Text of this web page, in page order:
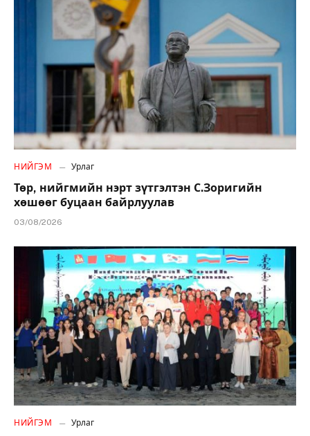
НИЙГЭМ Урлаг
Төр, нийгмийн нэрт зүтгэлтэн С.Зоригийн
хөшөөг буцаан байрлуулав
03/08/2026
НИЙГЭМ Урлаг